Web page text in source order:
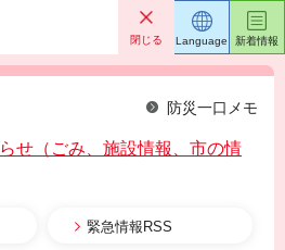
閉じる
防災一口メモ
せ（ごみ、施設情報、市の情
緊急情報RSS
Language 新着情報